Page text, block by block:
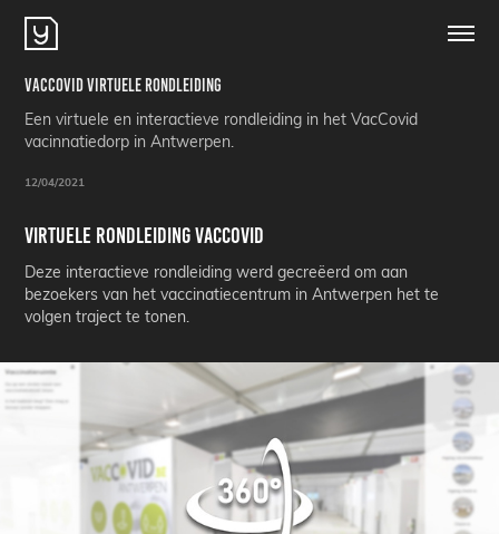
VacCovid Virtuele Rondleiding
Een virtuele en interactieve rondleiding in het VacCovid
vacinnatiedorp in Antwerpen.
12/04/2021
Virtuele rondleiding VacCovid
Deze interactieve rondleiding werd gecreëerd om aan
bezoekers van het vaccinatiecentrum in Antwerpen het te
volgen traject te tonen.